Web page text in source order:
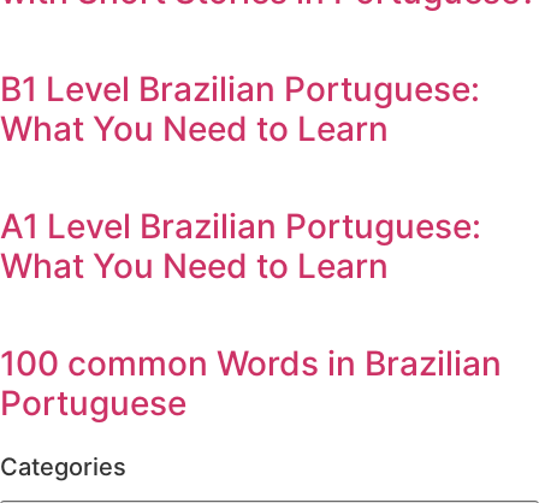
B1 Level Brazilian Portuguese:
What You Need to Learn
A1 Level Brazilian Portuguese:
What You Need to Learn
100 common Words in Brazilian
Portuguese
Categories